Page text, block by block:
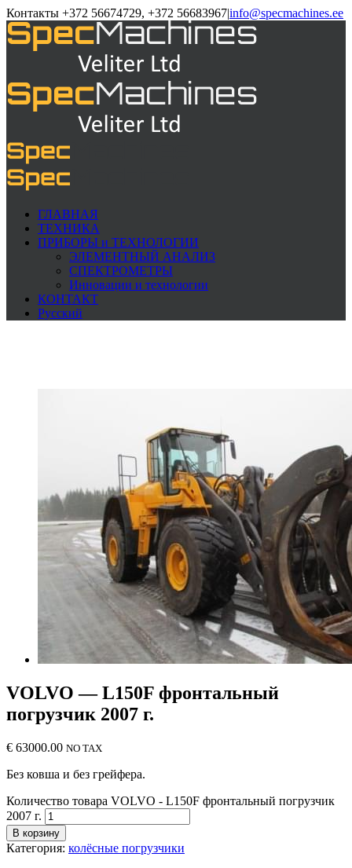
Контакты +372 56674729, +372 56683967|info@specmachines.ee
ГЛАВНАЯ
ТЕХНИКА
ПРИБОРЫ и ТЕХНОЛОГИИ
ЭЛЕМЕНTНЫЙ АНАЛИЗ
СПЕКТРОМЕТРЫ
Инновации и технологии
КОНТАКТ
Русский
VOLVO — L150F фронтальный
погрузчик 2007 г.
€ 63000.00 NO TAX
Без ковша и без грейфера.
Количество товара VOLVO - L150F фронтальный погрузчик
2007 г.
В корзину
Категория: колёсные погрузчики